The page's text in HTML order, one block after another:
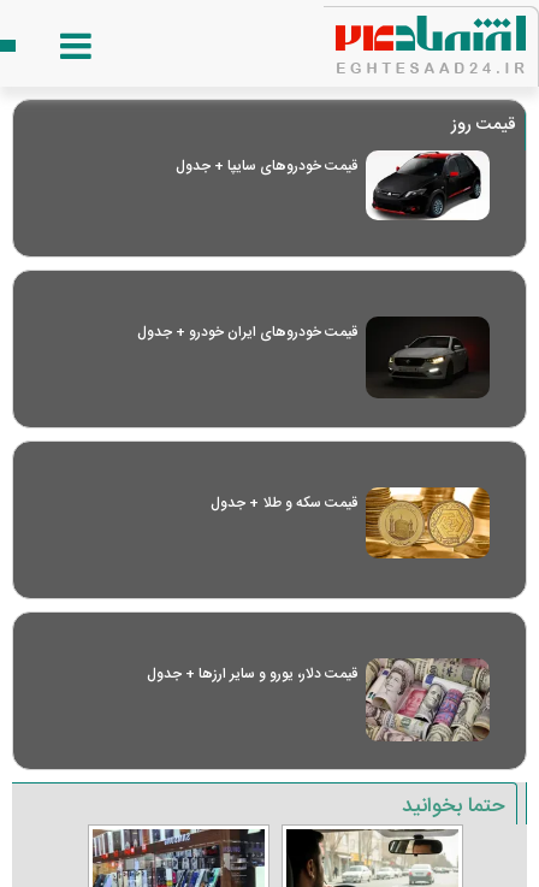
قیمت روز
قیمت خودرو‌های سایپا + جدول
قیمت خودرو‌های ایران خودرو + جدول
قیمت سکه و طلا + جدول
قیمت دلار، یورو و سایر ارز‌ها + جدول
حتما بخوانید